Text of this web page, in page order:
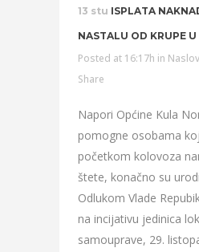
13 stu ISPLATA
NASTALU OD KRUPE
Posted at 16:17h in
Share
Napori Općine Kula
pomogne osobama
početkom kolovoza
štete, konačno su
Odlukom Vlade
na incijativu jedinica
samouprave, 29.